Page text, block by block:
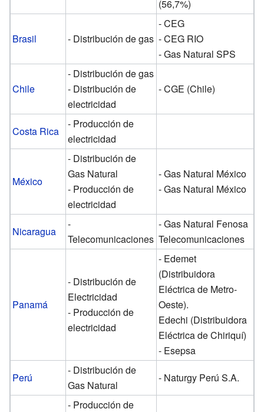
(56,7%)
Brasil - Distribución de gas
- CEG
- CEG RIO
- Gas Natural SPS
Chile
- Distribución de gas
- Distribución de
electricidad
- CGE (Chile)
Costa Rica
- Producción de
electricidad
México
- Distribución de
Gas Natural
- Producción de
electricidad
- Gas Natural México
- Gas Natural México
Nicaragua
-
Telecomunicaciones
- Gas Natural Fenosa
Telecomunicaciones
Panamá
- Distribución de
Electricidad
- Producción de
electricidad
- Edemet
(Distribuidora
Eléctrica de Metro-
Oeste).
Edechi (Distribuidora
Eléctrica de Chiriquí)
- Esepsa
Perú
- Distribución de
Gas Natural
- Naturgy Perú S.A.
- Producción de